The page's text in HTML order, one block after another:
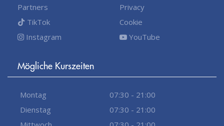
Partners
TikTok
Instagram
Privacy
Cookie
YouTube
Mögliche Kurszeiten
Montag
07:30 - 21:00
Dienstag
07:30 - 21:00